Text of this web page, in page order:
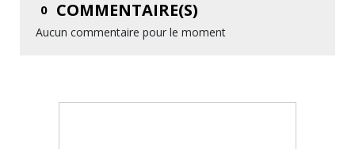
0 COMMENTAIRE(S)
Aucun commentaire pour le moment